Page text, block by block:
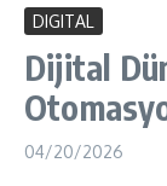
DIGITAL
Dijital
04/20/2026